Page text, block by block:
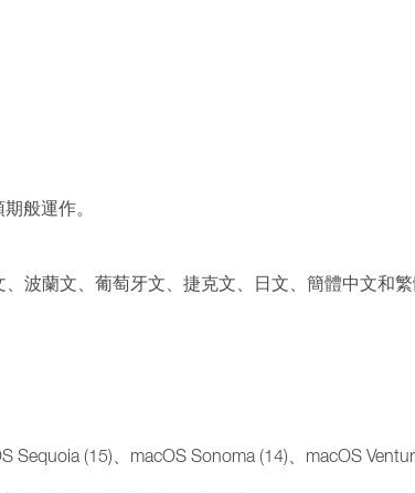
般運作。
波蘭文、葡萄牙文、捷克文、日文、簡體中文和繁
(15)、macOS Sonoma (14)、macOS